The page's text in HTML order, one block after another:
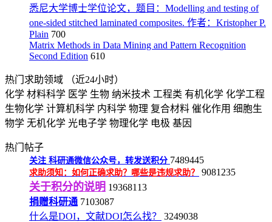
悉尼大学博士学位论文，题目：Modelling and testing of
one-sided stitched laminated composites. 作者：Kristopher P.
Plain 700
Matrix Methods in Data Mining and Pattern Recognition
Second Edition 610
热门求助领域
（近24小时）
化学 材料科学 医学 生物 纳米技术 工程类 有机化学 化学工程
生物化学 计算机科学 内科学 物理 复合材料 催化作用 细胞生
物学 无机化学 光电子学 物理化学 电极 基因
热门帖子
关注 科研通微信公众号，转发送积分 7489445
求助须知：如何正确求助？哪些是违规求助？ 9081235
关于积分的说明 19368113
捐赠科研通 7103087
什么是DOI，文献DOI怎么找？
3249038